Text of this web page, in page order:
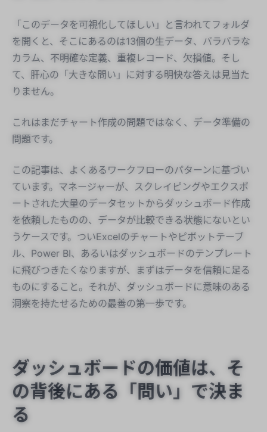
「このデータを可視化してほしい」と言われてフォルダ
を開くと、そこにあるのは13個の生データ、バラバラな
カラム、不明確な定義、重複レコード、欠損値。そし
て、肝心の「大きな問い」に対する明快な答えは見当た
りません。
これはまだチャート作成の問題ではなく、データ準備の
問題です。
この記事は、よくあるワークフローのパターンに基づい
ています。マネージャーが、スクレイピングやエクスポ
ートされた大量のデータセットからダッシュボード作成
を依頼したものの、データが比較できる状態にないとい
うケースです。ついExcelのチャートやピボットテーブ
ル、Power BI、あるいはダッシュボードのテンプレート
に飛びつきたくなりますが、まずはデータを信頼に足る
ものにすること。それが、ダッシュボードに意味のある
洞察を持たせるための最善の第一歩です。
ダッシュボードの価値は、そ
の背後にある「問い」で決ま
る